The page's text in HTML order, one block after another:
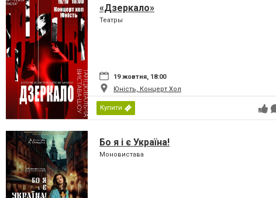
«Дзеркало»
Театры
19 жовтня, 18:00
Юність, Концерт Хол
Купити
Бо я і є Україна!
Моновистава